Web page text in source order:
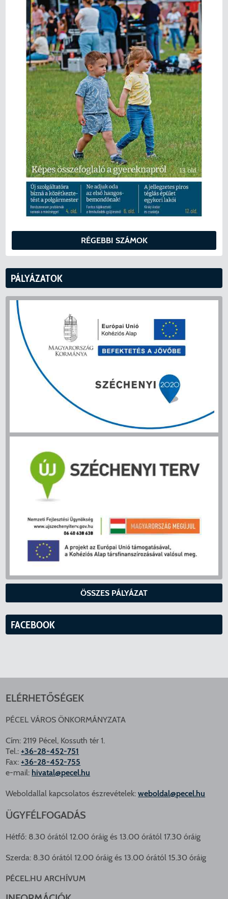
RÉGEBBI SZÁMOK
PÁLYÁZATOK
ÖSSZES PÁLYÁZAT
FACEBOOK
ELÉRHETŐSÉGEK
PÉCEL VÁROS ÖNKORMÁNYZATA
Cím: 2119 Pécel, Kossuth tér 1.
Tel.:+36-28-452-751
Fax:+36-28-452-755
e-mail: hivatal@pecel.hu
Weboldallal kapcsolatos észrevételek:weboldal@pecel.hu
ÜGYFÉLFOGADÁS
Hétfő: 8.30 órától 12.00 óráig és 13.00 órától 17.30 óráig
Szerda: 8.30 órától 12.00 óráig és 13.00 órától 15.30 óráig
PÉCEL.HU ARCHÍVUM